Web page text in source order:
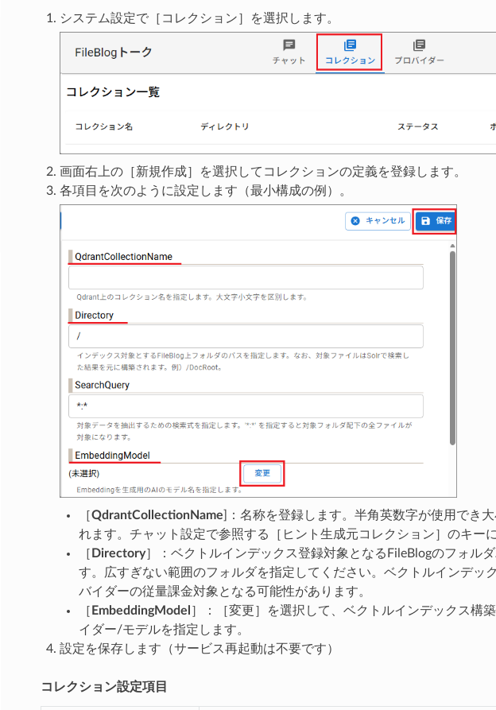
システム設定で［コレクション］を選択します。
画面右上の［新規作成］を選択してコレクションの定義を登録します。
各項目を次のように設定します（最小構成の例）。
［QdrantCollectionName ]：名称を登録します。半角英数字が使用でき
れます。チャット設定で参照する［ヒント生成元コレクション］のキー
［ Directory］：ベクトルインデックス登録対象となるFileBlogのフォル
す。広すぎない範囲のフォルダを指定してください。ベクトルインデッ
バイダーの従量課金対象となる可能性があります。
［ EmbeddingModel ］：［変更］を選択して、ベクトルインデックス構
イダー/モデルを指定します。
設定を保存します（サービス再起動は不要です）
コレクション設定項目